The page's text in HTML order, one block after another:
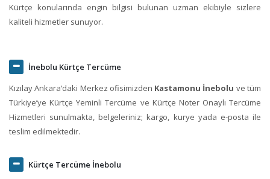
Kürtçe konularında engin bilgisi bulunan uzman ekibiyle sizlere
kaliteli hizmetler sunuyor.
İnebolu Kürtçe Tercüme
Kızılay Ankara‘daki Merkez ofisimizden Kastamonu İnebolu ve tüm
Türkiye’ye Kürtçe Yeminli Tercüme ve Kürtçe Noter Onaylı Tercüme
Hizmetleri sunulmakta, belgeleriniz; kargo, kurye yada e-posta ile
teslim edilmektedir.
Kürtçe Tercüme İnebolu